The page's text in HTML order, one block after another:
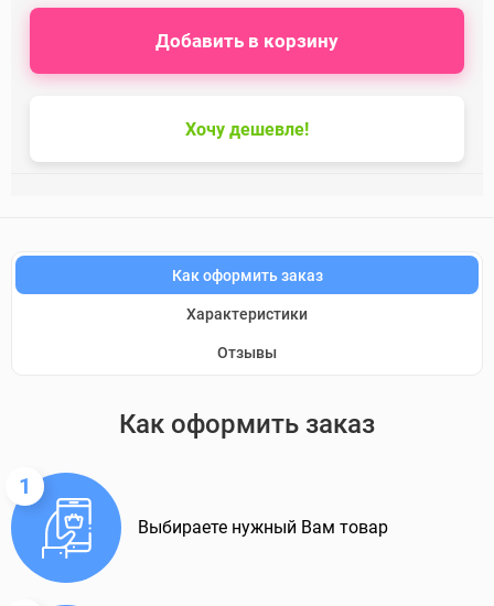
Хочу дешевле!
Добавить в корзину
Как оформить заказ
Характеристики
Отзывы
Как оформить заказ
1
Выбираете нужный Вам товар